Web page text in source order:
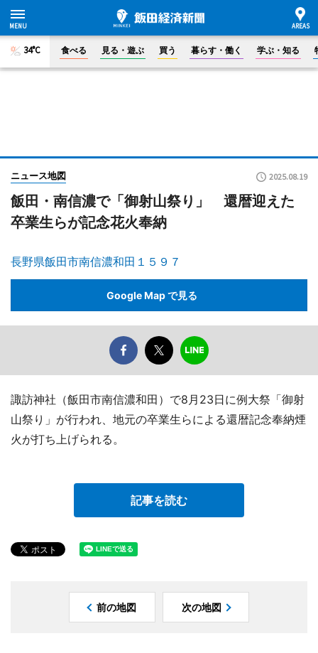
34°C 食べる 見る・遊ぶ 買う 暮らす・働く 学ぶ・知る
ニュース地図 2025.08.19
飯田・南信濃で「御射山祭り」 還暦迎えた
卒業生らが記念花火奉納
長野県飯田市南信濃和田１５９７
Google Map で見る
諏訪神社（飯田市南信濃和田）で8月23日に例大祭「御射
山祭り」が行われ、地元の卒業生らによる還暦記念奉納煙
火が打ち上げられる。
記事を読む
前の地図 次の地図